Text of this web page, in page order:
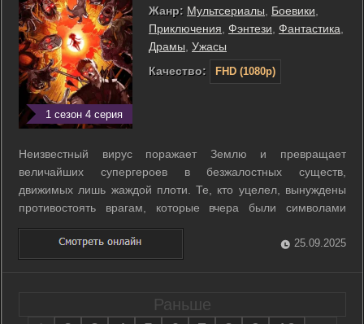
1 сезон 4 серия
Жанр: Мультсериалы Боевики
Приключения Фэнтези Фантастика
Драмы Ужасы
Качество:
FHD (1080p)
Неизвестный вирус поражает Землю и превращает
величайших супергероев в безжалостных существ,
движимых лишь жаждой плоти. Те, кто уцелел, вынуждены
противостоять врагам, которые вчера были символами
надежды. Молодым героям предстоит объединиться, чтобы
выжить среди хаоса и найти способ остановить угрозу, пока
весь мир окончательно не поглотила тьма. ...
25.09.2025
Раньше